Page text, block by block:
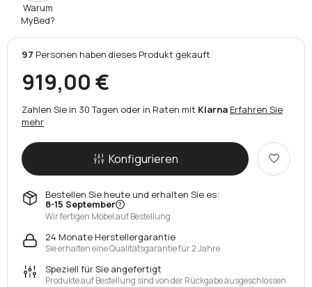
Warum
MyBed?
97 Personen haben dieses Produkt gekauft
919,00 €
Zahlen Sie in 30 Tagen oder in Raten mit Klarna Erfahren Sie
mehr
Konfigurieren
Bestellen Sie heute und erhalten Sie es:
8-15 September
Wir fertigen Möbel auf Bestellung
24 Monate Herstellergarantie
Sie erhalten eine Qualitätsgarantie für 2 Jahre
Speziell für Sie angefertigt
Produkte auf Bestellung sind von der Rückgabe ausgeschlossen